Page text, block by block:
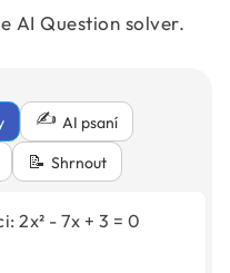
AI Question solver.
✍️ AI psaní
📝 Shrnout
2x² - 7x + 3 = 0